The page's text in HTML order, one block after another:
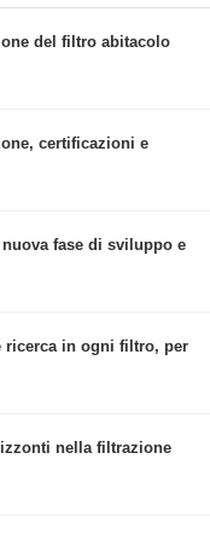
del filtro abitacolo
certificazioni e
fase di sviluppo e
ricerca in ogni filtro, per
nella filtrazione